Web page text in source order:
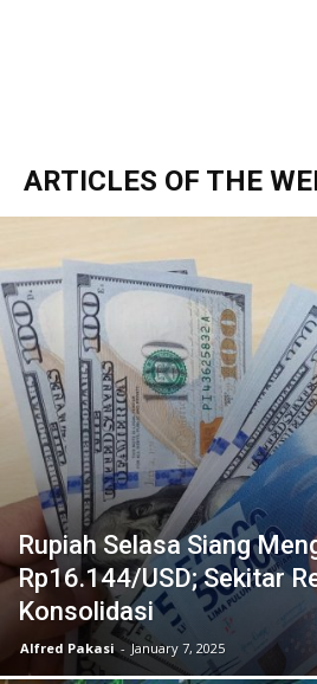
ARTICLES OF THE
Rupiah Selasa Siang
Rp16.144/USD; Sekitar
Konsolidasi
Alfred Pakasi - January 7, 2025